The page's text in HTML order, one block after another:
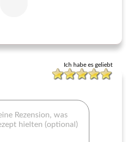
Ich habe es geliebt